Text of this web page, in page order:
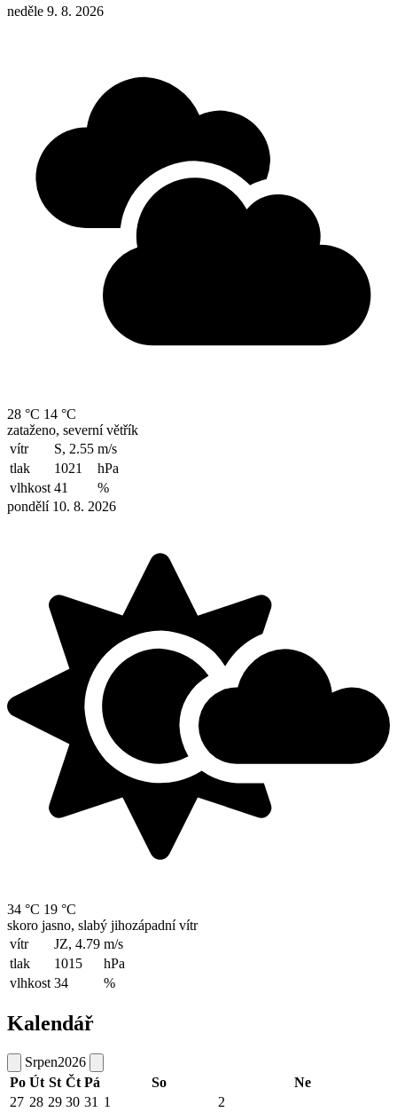
neděle 9. 8. 2026
28 °C 14 °C
zataženo, severní větřík
vítr
S, 2.55 m/s
tlak
1021
hPa
vlhkost 41
%
pondělí 10. 8. 2026
34 °C 19 °C
skoro jasno, slabý jihozápadní vítr
vítr
JZ, 4.79 m/s
tlak
1015
hPa
vlhkost 34 %
Kalendář
Srpen2026
Po Út St Čt Pá So
Ne
27 28 29 30 31 1 2